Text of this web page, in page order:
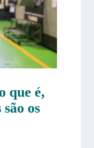
que é,
os